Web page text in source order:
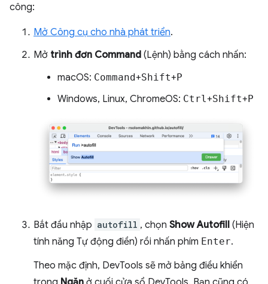
công:
Mở Công cụ cho nhà phát triển.
Mở trình đơn Command (Lệnh) bằng cách nhấn:
macOS: Command+Shift+P
Windows, Linux, ChromeOS: Ctrl+Shift+P
Bắt đầu nhập autofill , chọn Show Autofill (Hiện
tính năng Tự động điền) rồi nhấn phím Enter.
Theo mặc định, DevTools sẽ mở bảng điều khiển